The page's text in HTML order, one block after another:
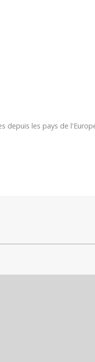
depuis les pays de